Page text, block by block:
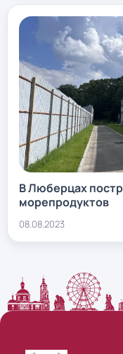
В Люберцах
морепродуктов
08.08.2023